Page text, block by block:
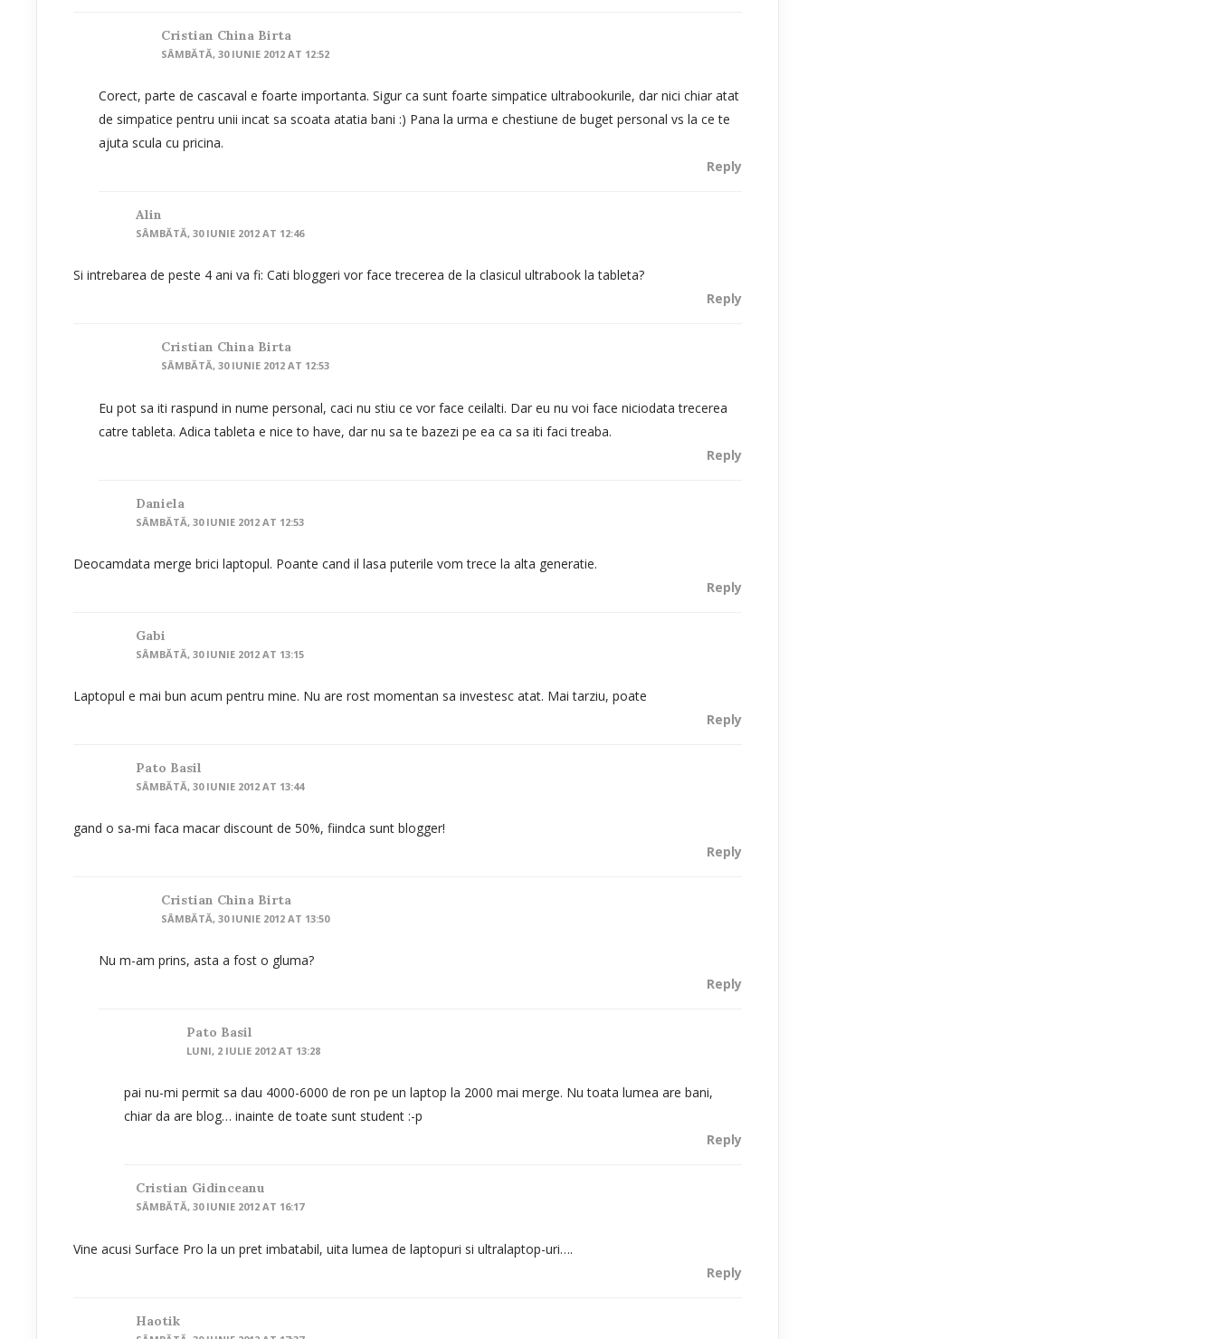
Cristian China Birta
SÂMBĂTĂ, 30 IUNIE 2012 AT 12:52
Corect, parte de cascaval e foarte importanta. Sigur ca sunt foarte simpatice ultrabookurile, dar nici chiar atat
de simpatice pentru unii incat sa scoata atatia bani :) Pana la urma e chestiune de buget personal vs la ce te
ajuta scula cu pricina.
Reply
Alin
SÂMBĂTĂ, 30 IUNIE 2012 AT 12:46
Si intrebarea de peste 4 ani va fi: Cati bloggeri vor face trecerea de la clasicul ultrabook la tableta?
Reply
Cristian China Birta
SÂMBĂTĂ, 30 IUNIE 2012 AT 12:53
Eu pot sa iti raspund in nume personal, caci nu stiu ce vor face ceilalti. Dar eu nu voi face niciodata trecerea
catre tableta. Adica tableta e nice to have, dar nu sa te bazezi pe ea ca sa iti faci treaba.
Reply
Daniela
SÂMBĂTĂ, 30 IUNIE 2012 AT 12:53
Deocamdata merge brici laptopul. Poante cand il lasa puterile vom trece la alta generatie.
Reply
Gabi
SÂMBĂTĂ, 30 IUNIE 2012 AT 13:15
Laptopul e mai bun acum pentru mine. Nu are rost momentan sa investesc atat. Mai tarziu, poate
Reply
Pato Basil
SÂMBĂTĂ, 30 IUNIE 2012 AT 13:44
gand o sa-mi faca macar discount de 50%, fiindca sunt blogger!
Reply
Cristian China Birta
SÂMBĂTĂ, 30 IUNIE 2012 AT 13:50
Nu m-am prins, asta a fost o gluma?
Reply
Pato Basil
LUNI, 2 IULIE 2012 AT 13:28
pai nu-mi permit sa dau 4000-6000 de ron pe un laptop la 2000 mai merge. Nu toata lumea are bani,
chiar da are blog… inainte de toate sunt student :-p
Reply
Cristian Gidinceanu
SÂMBĂTĂ, 30 IUNIE 2012 AT 16:17
Vine acusi Surface Pro la un pret imbatabil, uita lumea de laptopuri si ultralaptop-uri….
Reply
Haotik